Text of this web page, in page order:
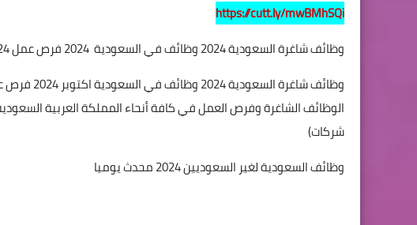
https://cutt.ly/mwBMhSQi
وظائف شاغرة السعودية 2024 وظائف في السعودية
2024 فرص عمل 2024
الوظائف الشاغرة وفرص العمل في كافة أنحاء المملكة العربية
شركات)
وظائف السعودية لغير السعوديين 2024 محدث يوميا